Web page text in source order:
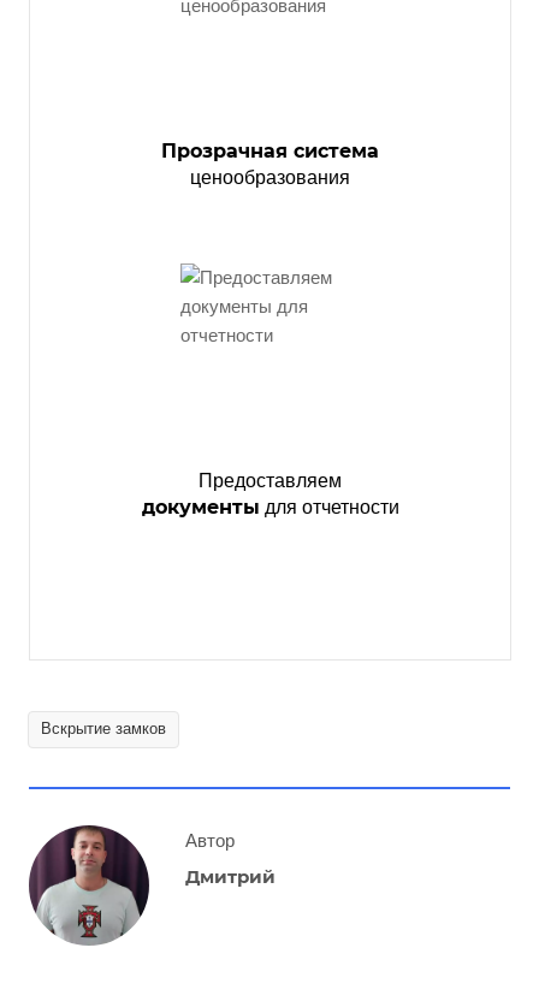
Прозрачная система
ценообразования
Предоставляем
документы для отчетности
Вскрытие замков
Автор
Дмитрий